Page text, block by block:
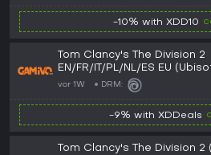
-10% with XDD10
Tom Clancy's The Division 2
EN/FR/IT/PL/NL/ES EU
Connect)
vor 1W DRM:
-9% with XDDeals
Tom Clancy's The Division 2